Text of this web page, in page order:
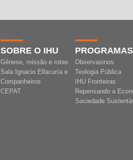
SOBRE O IHU
Gênese, missão e rotas
Sala Ignacio Ellacuría e
Companheiros
CEPAT
PROGRAMAS
Observasinos
Teologia Pública
IHU Fronteiras
Repensando a
Sociedade